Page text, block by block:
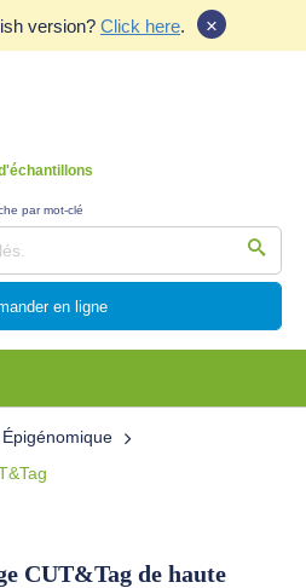
version? Click here. ×
par mot-clé
en ligne
Épigénomique
CUT&Tag de haute